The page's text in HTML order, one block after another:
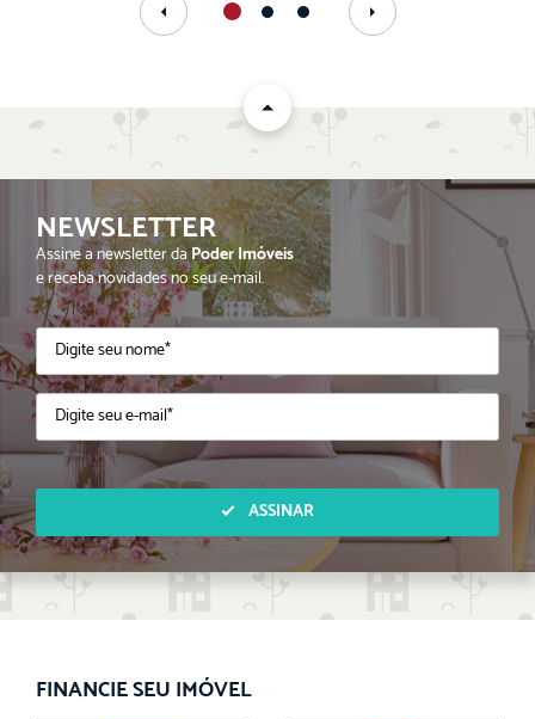
NEWSLETTER
Assine a newsletter daPoder Imóveis
e receba novidades no seu e-mail.
ASSINAR
FINANCIE SEU IMÓVEL